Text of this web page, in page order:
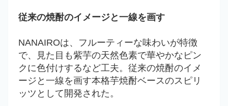
従来の焼酎のイメージと一線を画す
NANAIROは、 フルーティーな味わいが特徴
で、見た目も紫芋の天然色素で華やかなピン
クに色付けするなど工夫。従来の焼酎のイメ
ージと一線を画す本格芋焼酎ベースのスピリ
ッツとして開発された。